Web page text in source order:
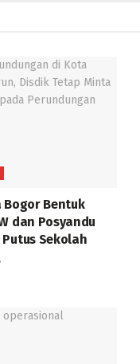
Bogor Bentuk
dan Posyandu
Sekolah